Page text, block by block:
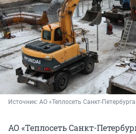
Источник: АО «Теплосеть Санкт-
АО «Теплосеть Санкт-